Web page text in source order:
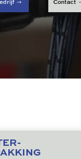
Contact